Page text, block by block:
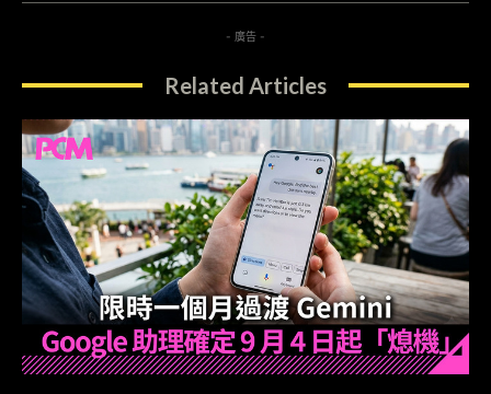
- 廣告 -
Related Articles